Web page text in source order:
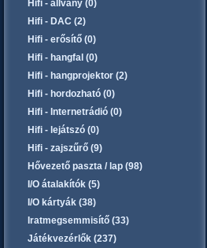
Hifi - állvány (0)
Hifi - DAC (2)
Hifi - erősítő (0)
Hifi - hangfal (0)
Hifi - hangprojektor (2)
Hifi - hordozható (0)
Hifi - Internetrádió (0)
Hifi - lejátszó (0)
Hifi - zajszűrő (9)
Hővezető paszta / lap (98)
I/O átalakítók (5)
I/O kártyák (38)
Iratmegsemmisítő (33)
Játékvezérlők (237)